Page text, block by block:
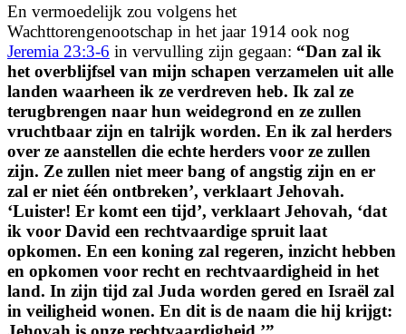
En vermoedelijk zou volgens het
Wachttorengenootschap in het jaar 1914 ook nog
Jeremia 23:3-6 in vervulling zijn gegaan: “Dan zal ik
het overblijfsel van mijn schapen verzamelen uit alle
landen waarheen ik ze verdreven heb. Ik zal ze
terugbrengen naar hun weidegrond en ze zullen
vruchtbaar zijn en talrijk worden. En ik zal herders
over ze aanstellen die echte herders voor ze zullen
zijn. Ze zullen niet meer bang of angstig zijn en er
zal er niet één ontbreken’, verklaart Jehovah.
‘Luister! Er komt een tijd’, verklaart Jehovah, ‘dat
ik voor David een rechtvaardige spruit laat
opkomen. En een koning zal regeren, inzicht hebben
en opkomen voor recht en rechtvaardigheid in het
land. In zijn tijd zal Juda worden gered en Israël zal
in veiligheid wonen. En dit is de naam die hij krijgt: